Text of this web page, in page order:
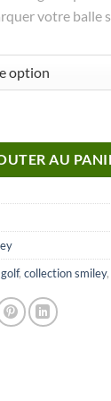
votre balle
AU
, collection smiley,